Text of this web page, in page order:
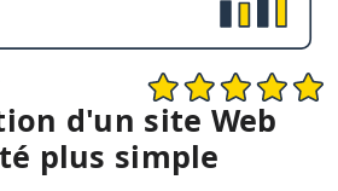
d'un site Web
plus simple